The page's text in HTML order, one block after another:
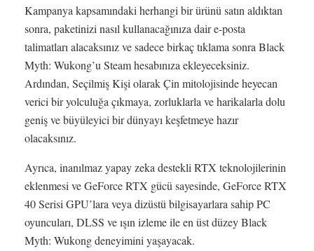
Kampanya kapsamındaki herhangi bir ürünü satın aldıktan
sonra, paketinizi nasıl kullanacağınıza dair e-posta
talimatları alacaksınız ve sadece birkaç tıklama sonra Black
Myth: Wukong’u Steam hesabınıza ekleyeceksiniz.
Ardından, Seçilmiş Kişi olarak Çin mitolojisinde heyecan
verici bir yolculuğa çıkmaya, zorluklarla ve harikalarla dolu
geniş ve büyüleyici bir dünyayı keşfetmeye hazır
olacaksınız.
Ayrıca, inanılmaz yapay zeka destekli RTX teknolojilerinin
eklenmesi ve GeForce RTX gücü sayesinde, GeForce RTX
40 Serisi GPU’lara veya dizüstü bilgisayarlara sahip PC
oyuncuları, DLSS ve ışın izleme ile en üst düzey Black
Myth: Wukong deneyimini yaşayacak.